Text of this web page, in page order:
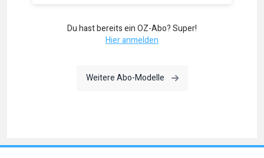
Du hast bereits ein OZ-Abo? Super!
Hier anmelden
Weitere Abo-Modelle